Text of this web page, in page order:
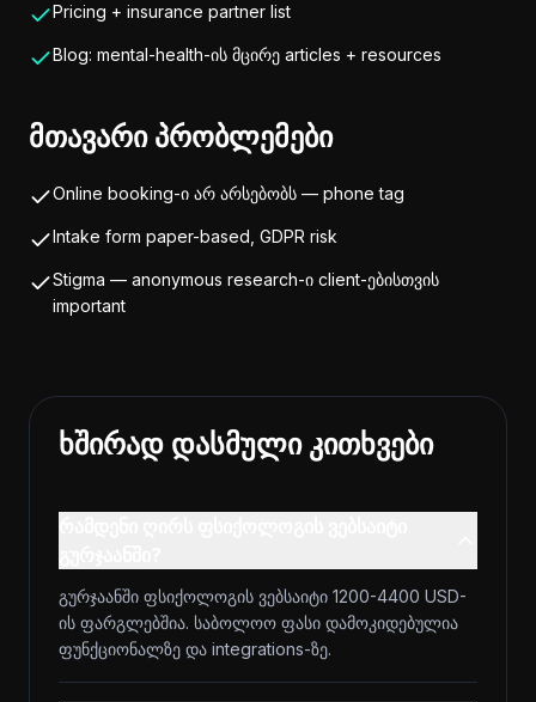
Pricing + insurance partner list
Blog: mental-health-ის მცირე articles + resources
მთავარი პრობლემები
Online booking-ი არ არსებობს — phone tag
Intake form paper-based, GDPR risk
Stigma — anonymous research-ი client-ებისთვის
important
ხშირად დასმული კითხვები
გურჯაანში ფსიქოლოგის ვებსაიტი 1200-4400 USD-
ის ფარგლებშია. საბოლოო ფასი დამოკიდებულია
ფუნქციონალზე და integrations-ზე.